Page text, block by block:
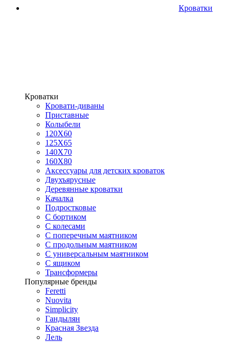
Кроватки
Кроватки
Кровати-диваны
Приставные
Колыбели
120Х60
125X65
140Х70
160Х80
Аксессуары для детских кроваток
Двухъярусные
Деревянные кроватки
Качалка
Подростковые
С бортиком
С колесами
С поперечным маятником
С продольным маятником
С универсальным маятником
С ящиком
Трансформеры
Популярные бренды
Feretti
Nuovita
Simplicity
Гандылян
Красная Звезда
Лель